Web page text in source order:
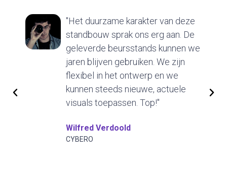
"Het duurzame karakter van deze
standbouw sprak ons erg aan. De
geleverde beursstands kunnen we
jaren blijven gebruiken. We zijn
flexibel in het ontwerp en we
kunnen steeds nieuwe, actuele
visuals toepassen. Top!"
Wilfred Verdoold
CYBERO